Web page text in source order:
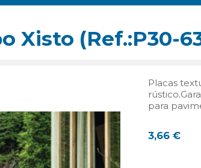
Xisto (Ref.:P30-
Placas
para
3,66€